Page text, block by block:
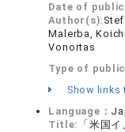
Date of
Author(s):
Malerba,
Vonortas
Type of
Show links
Language：
Title: 「米国